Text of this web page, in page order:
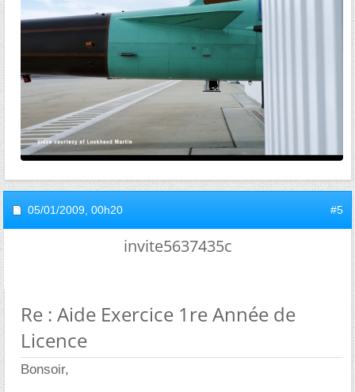
05/01/2009, 00h20 #5
invite5637435c
Re : Aide Exercice 1re Année de
Licence
Bonsoir,